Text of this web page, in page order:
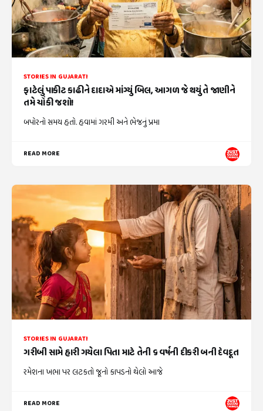
STORIES IN GUJARATI
ફાટેલું પાકીટ કાઢીને દાદાએ માંગ્યું બિલ, આગળ જે થયું તે જાણીને
તમે ચોંકી જશો!
બપોરનો સમય હતો. હવામાં ગરમી અને ભેજનું પ્રમા
READ MORE
STORIES IN GUJARATI
ગરીબી સામે હારી ગયેલા પિતા માટે તેની ૬ વર્ષની દીકરી બની દેવદૂત
રમેશના ખભા પર લટકતો જૂનો કાપડનો થેલો આજે
READ MORE